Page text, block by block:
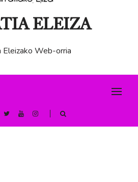
ELEIZA
Eleizako Web-orria